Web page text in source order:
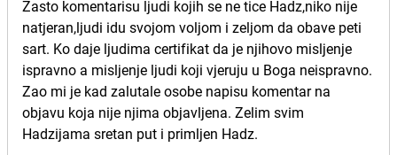
Zasto komentarisu ljudi kojih se ne tice Hadz,niko nije
natjeran,ljudi idu svojom voljom i zeljom da obave peti
sart. Ko daje ljudima certifikat da je njihovo misljenje
ispravno a misljenje ljudi koji vjeruju u Boga neispravno.
Zao mi je kad zalutale osobe napisu komentar na
objavu koja nije njima objavljena. Zelim svim
Hadzijama sretan put i primljen Hadz.